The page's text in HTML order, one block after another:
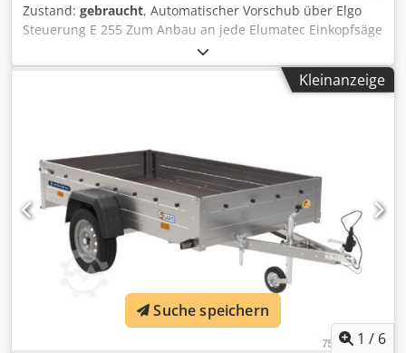
Zustand: gebraucht, Automatischer Vorschub über Elgo
Steuerung E 255 Zum Anbau an jede Elumatec Einkopfsäge
(rechts) Max. Vorschublänge: 3000 mm Crjdpfxjywxwpo
Agmjf
Kleinanzeige
1 / 6
Suche speichern